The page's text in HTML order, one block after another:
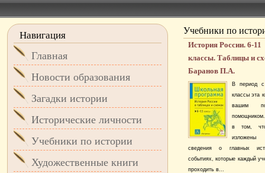
Учебники по
История России. 6-11
классы. Таблицы и
Баранов П.А.
В период
классы эта
вашим
в том,
изложены
сведения о главных
событиях, которые каждый
проходить в...
Навигация
Главная
Новости образования
Загадки истории
Исторические личности
Учебники по истории
Художественные книги